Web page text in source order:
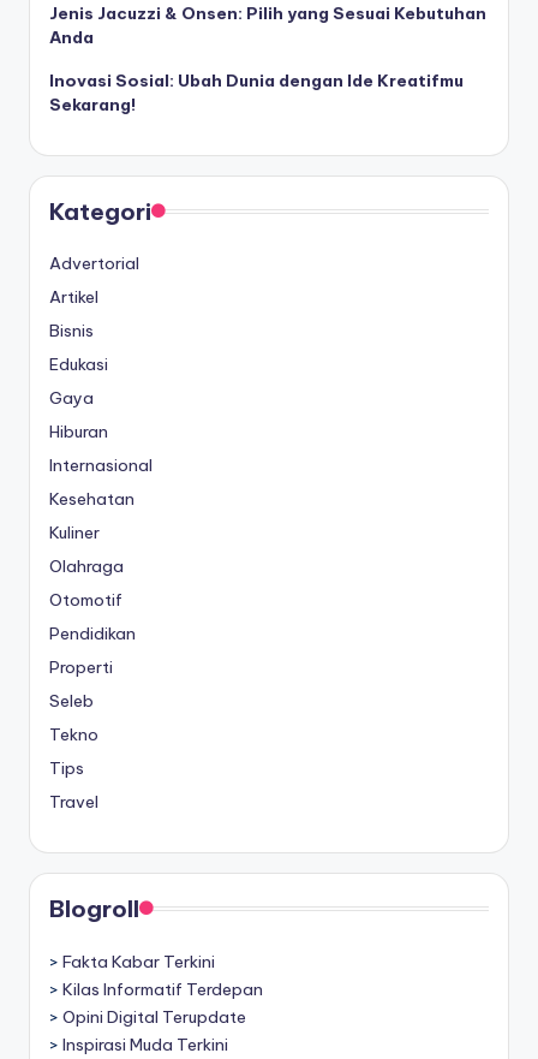
Jenis Jacuzzi & Onsen: Pilih yang Sesuai Kebutuhan
Anda
Inovasi Sosial: Ubah Dunia dengan Ide Kreatifmu
Sekarang!
Kategori
Advertorial
Artikel
Bisnis
Edukasi
Gaya
Hiburan
Internasional
Kesehatan
Kuliner
Olahraga
Otomotif
Pendidikan
Properti
Seleb
Tekno
Tips
Travel
Blogroll
> Fakta Kabar Terkini
> Kilas Informatif Terdepan
> Opini Digital Terupdate
> Inspirasi Muda Terkini